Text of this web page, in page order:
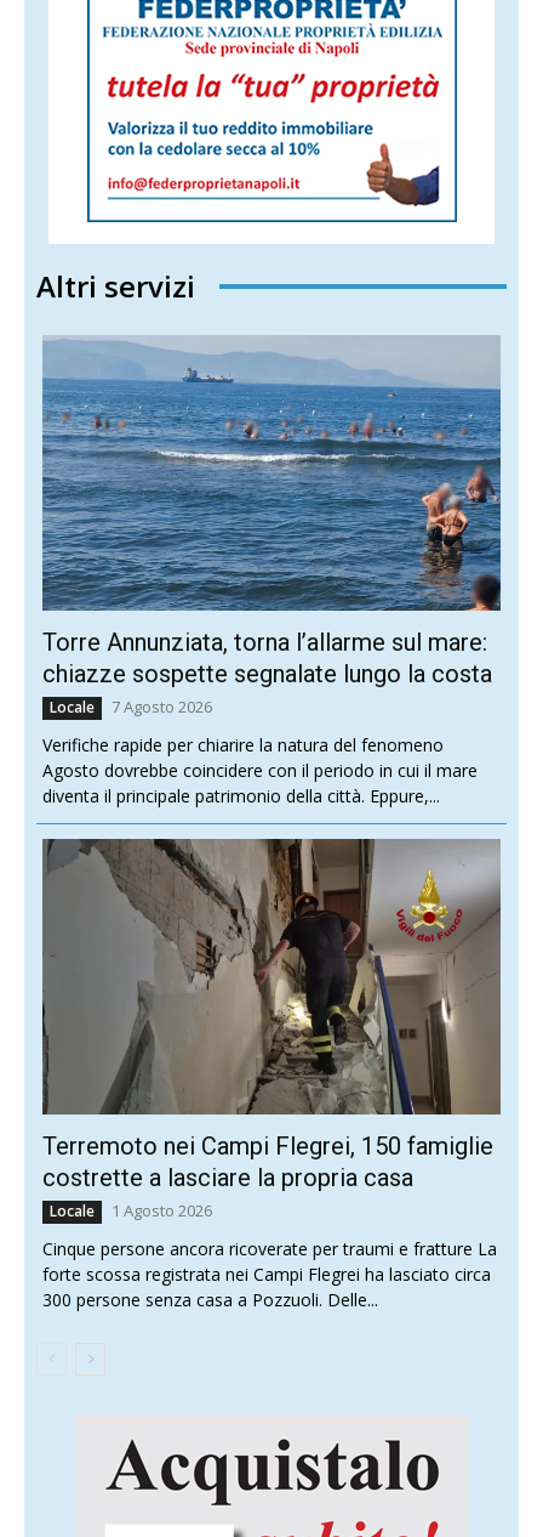
Altri servizi
Torre Annunziata, torna l’allarme sul mare:
chiazze sospette segnalate lungo la costa
Locale 7 Agosto 2026
Verifiche rapide per chiarire la natura del fenomeno
Agosto dovrebbe coincidere con il periodo in cui il mare
diventa il principale patrimonio della città. Eppure,...
Terremoto nei Campi Flegrei, 150 famiglie
costrette a lasciare la propria casa
Locale 1 Agosto 2026
Cinque persone ancora ricoverate per traumi e fratture La
forte scossa registrata nei Campi Flegrei ha lasciato circa
300 persone senza casa a Pozzuoli. Delle...